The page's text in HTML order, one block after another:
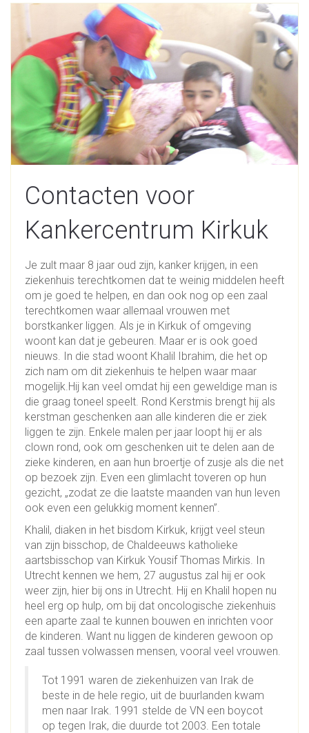
Contacten voor
Kankercentrum Kirkuk
Je zult maar 8 jaar oud zijn, kanker krijgen, in een
ziekenhuis terechtkomen dat te weinig middelen heeft
om je goed te helpen, en dan ook nog op een zaal
terechtkomen waar allemaal vrouwen met
borstkanker liggen. Als je in Kirkuk of omgeving
woont kan dat je gebeuren. Maar er is ook goed
nieuws. In die stad woont Khalil Ibrahim, die het op
zich nam om dit ziekenhuis te helpen waar maar
mogelijk.Hij kan veel omdat hij een geweldige man is
die graag toneel speelt. Rond Kerstmis brengt hij als
kerstman geschenken aan alle kinderen die er ziek
liggen te zijn. Enkele malen per jaar loopt hij er als
clown rond, ook om geschenken uit te delen aan de
zieke kinderen, en aan hun broertje of zusje als die net
op bezoek zijn. Even een glimlacht toveren op hun
gezicht, „zodat ze die laatste maanden van hun leven
ook even een gelukkig moment kennen”.
Khalil, diaken in het bisdom Kirkuk, krijgt veel steun
van zijn bisschop, de Chaldeeuws katholieke
aartsbisschop van Kirkuk Yousif Thomas Mirkis. In
Utrecht kennen we hem, 27 augustus zal hij er ook
weer zijn, hier bij ons in Utrecht. Hij en Khalil hopen nu
heel erg op hulp, om bij dat oncologische ziekenhuis
een aparte zaal te kunnen bouwen en inrichten voor
de kinderen. Want nu liggen de kinderen gewoon op
zaal tussen volwassen mensen, vooral veel vrouwen.
Tot 1991 waren de ziekenhuizen van Irak de
beste in de hele regio, uit de buurlanden kwam
men naar Irak. 1991 stelde de VN een boycot
op tegen Irak, die duurde tot 2003. Een totale